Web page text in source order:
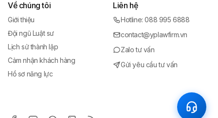
Về chúng tôi
Giới thiệu
Đội ngũ Luật sư
Lịch sử thành lập
Cảm nhận khách hàng
Hồ sơ năng lực
Liên hệ
Hotline: 088 995 6888
contact@yplawfirm.vn
Zalo tư vấn
Gửi yêu cầu tư vấn